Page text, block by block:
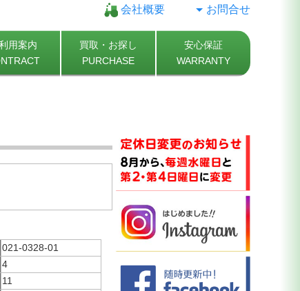
会社概要 お問合せ
用案内
買取・お探し
PURCHASE
安心保証
WARRANTY
021-0328-01
4
11